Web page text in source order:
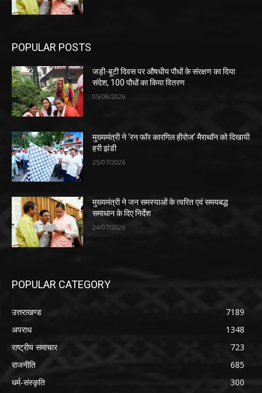
POPULAR POSTS
जड़ी-बूटी दिवस पर औषधीय पौधों के संरक्षण का दिया
संदेश, 100 पौधों का किया वितरण
05/08/2026
मुख्यमंत्री ने ‘रन फॉर कारगिल हीरोज’ मैराथॉन को दिखायी
हरी झंडी
25/07/2026
मुख्यमंत्री ने जन समस्याओं के त्वरित एवं समयबद्ध
समाधान के दिए निर्देश
24/07/2026
POPULAR CATEGORY
उत्तराखण्ड
7189
अपराध
1348
राष्ट्रीय समाचार
723
राजनीति
685
धर्म-संस्कृति
300